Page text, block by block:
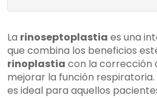
La rinoseptoplastia es una
que combina los beneficios
rinoplastia con la corrección
mejorar la función respiratoria.
es ideal para aquellos